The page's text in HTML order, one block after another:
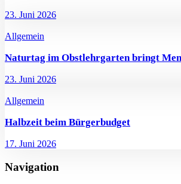
23. Juni 2026
Allgemein
Naturtag im Obstlehrgarten bringt
23. Juni 2026
Allgemein
Halbzeit beim Bürgerbudget
17. Juni 2026
Navigation